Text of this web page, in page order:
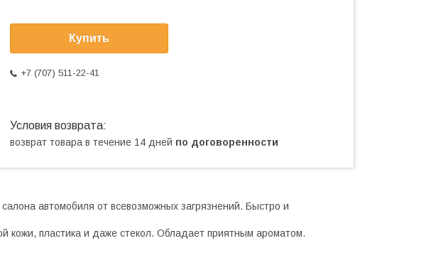
Купить
+7 (707) 511-22-41
возврат товара в течение 14 дней по договоренности
автомобиля от всевозможных загрязнений. Быстро и
кожи, пластика и даже стекол. Обладает приятным ароматом.